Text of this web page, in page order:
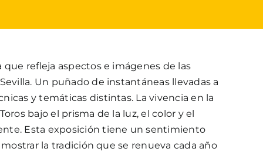
refleja aspectos e imágenes de las
Un puñado de instantáneas llevadas a
y temáticas distintas. La vivencia en la
bajo el prisma de la luz, el color y el
Esta exposición tiene un sentimiento
la tradición que se renueva cada año